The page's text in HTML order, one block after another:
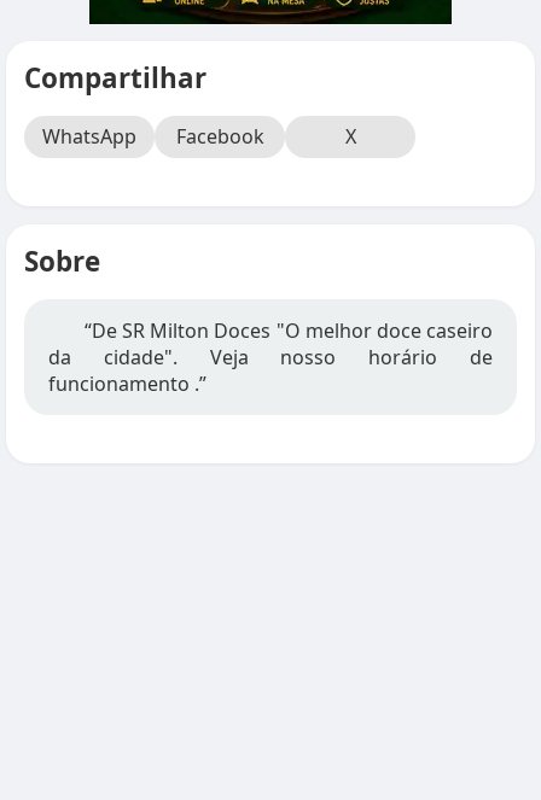
Compartilhar
WhatsApp Facebook X
Sobre
“De SR Milton Doces "O melhor doce caseiro
da cidade". Veja nosso horário de
funcionamento .”